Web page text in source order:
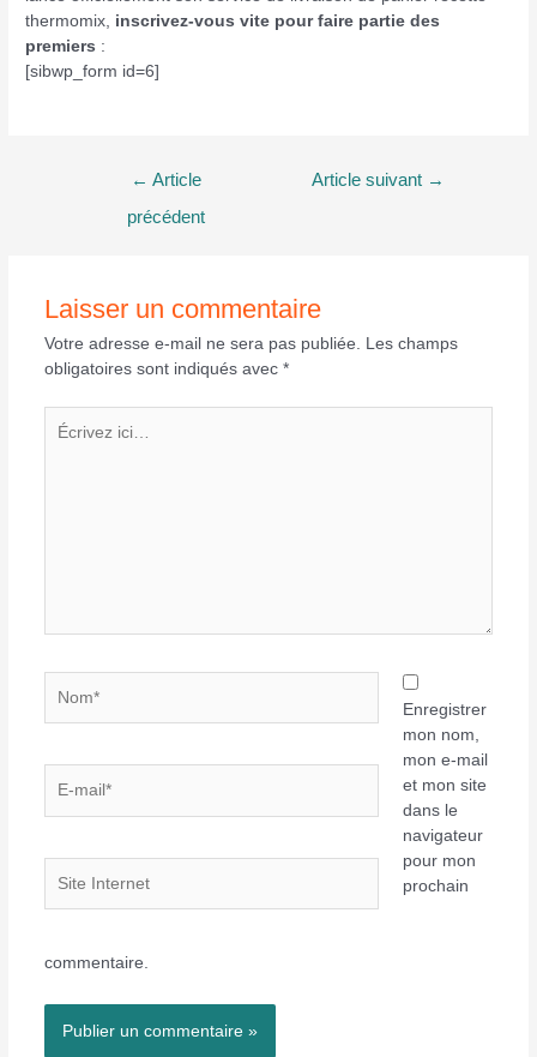
thermomix, inscrivez-vous vite pour faire partie des
premiers :
[sibwp_form id=6]
← Article
précédent
Article suivant →
Laisser un commentaire
Votre adresse e-mail ne sera pas publiée. Les champs
obligatoires sont indiqués avec *
ici…
mail*
Internet
Enregistrer
mon nom,
mon e-mail
et mon site
dans le
navigateur
pour mon
prochain
commentaire.